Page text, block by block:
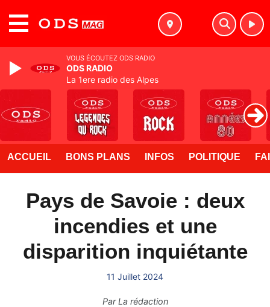
ACCUEIL BONS PLANS INFOS POLITIQUE
Pays de Savoie : deux
incendies et une
disparition inquiétante
11 Juillet 2024
ParLa rédaction
VOUS ÉCOUTEZ ODS RADIO
ODS RADIO
La 1ere radio des Alpes